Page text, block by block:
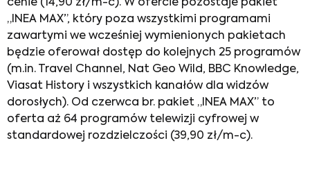
cenie (14,90 zł/m-c). W ofercie pozostaje pakiet
„INEA MAX”, który poza wszystkimi programami
zawartymi we wcześniej wymienionych pakietach
będzie oferował dostęp do kolejnych 25 programów
(m.in. Travel Channel, Nat Geo Wild, BBC Knowledge,
Viasat History i wszystkich kanałów dla widzów
dorosłych). Od czerwca br. pakiet „INEA MAX” to
oferta aż 64 programów telewizji cyfrowej w
standardowej rozdzielczości (39,90 zł/m-c).